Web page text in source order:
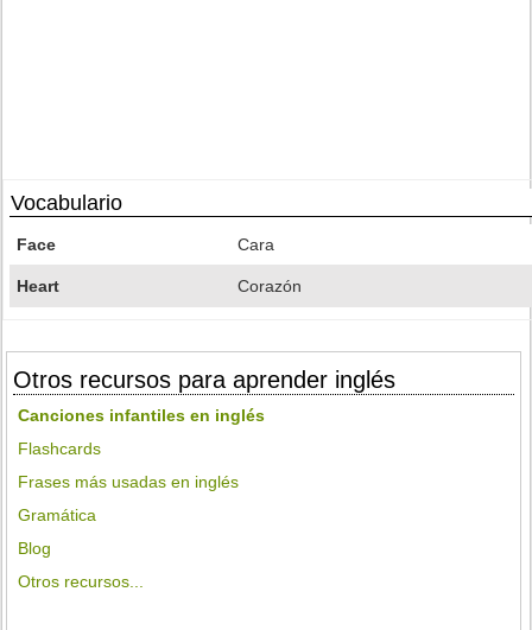
Vocabulario
Face Cara
Heart Corazón
Otros recursos para aprender inglés
Canciones infantiles en inglés
Flashcards
Frases más usadas en inglés
Gramática
Blog
Otros recursos...